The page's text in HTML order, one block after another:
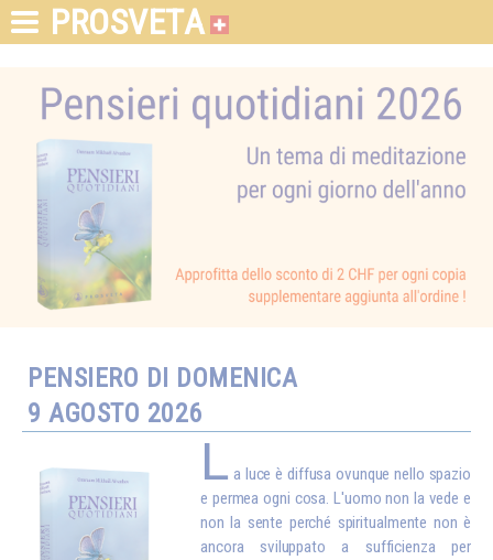
PROSVETA
PENSIERO DI DOMENICA
9 AGOSTO 2026
L a luce è diffusa ovunque nello spazio
e permea ogni cosa. L'uomo non la vede e
non la sente perché spiritualmente non è
ancora sviluppato a sufficienza per